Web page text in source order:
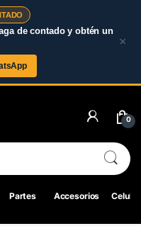
de contado y obtén un
×
0
Partes Accesorios